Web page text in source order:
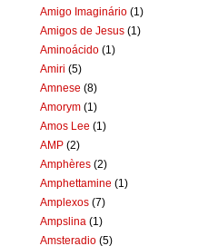
Amigo Imaginário (1)
Amigos de Jesus (1)
Aminoácido (1)
Amiri (5)
Amnese (8)
Amorym (1)
Amos Lee (1)
AMP (2)
Amphères (2)
Amphettamine (1)
Amplexos (7)
Ampslina (1)
Amsteradio (5)